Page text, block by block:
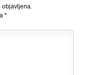
objavljena.
*